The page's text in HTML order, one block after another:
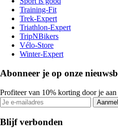
Training-Fit
Trek-Expert
Triathlon-Expert
TripNBikers
Vélo-Store
Winter-Expert
Abonneer je op onze
Profiteer van 10% korting door je
Blijf verbonden